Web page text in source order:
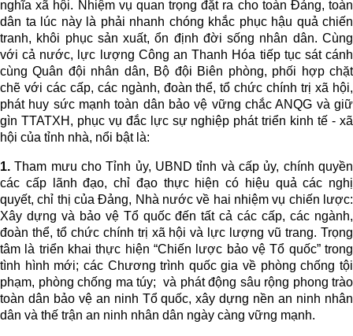
nghĩa xã hội. Nhiệm vụ quan trọng đặt ra cho toàn Đảng, toàn
dân ta lúc này là phải nhanh chóng khắc phục hậu quả chiến
tranh, khôi phục sản xuất, ổn định đời sống nhân dân. Cùng
với cả nước, lực lượng Công an Thanh Hóa tiếp tục sát cánh
cùng Quân đội nhân dân, Bộ đội Biên phòng, phối hợp chặt
chẽ với các cấp, các ngành, đoàn thể, tổ chức chính trị xã hội,
phát huy sức mạnh toàn dân bảo vệ vững chắc ANQG và giữ
gìn TTATXH, phục vụ đắc lực sự nghiệp phát triển kinh tế - xã
hội của tỉnh nhà, nổi bật là:
1. Tham mưu cho Tỉnh ủy, UBND tỉnh và cấp ủy, chính quyền
các cấp lãnh đạo, chỉ đạo thực hiện có hiệu quả các nghị
quyết, chỉ thị của Đảng, Nhà nước về hai nhiệm vụ chiến lược:
Xây dựng và bảo vệ Tổ quốc đến tất cả các cấp, các ngành,
đoàn thể, tổ chức chính trị xã hội và lực lượng vũ trang. Trọng
tâm là triển khai thực hiện “Chiến lược bảo vệ Tổ quốc” trong
tình hình mới; các Chương trình quốc gia về phòng chống tội
phạm, phòng chống ma túy; và phát động sâu rộng phong trào
toàn dân bảo vệ an ninh Tổ quốc, xây dựng nền an ninh nhân
dân và thế trận an ninh nhân dân ngày càng vững mạnh.